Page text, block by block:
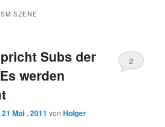
SM-SZENE
Subs der
werden
Mai , 2011 vonHolger
2